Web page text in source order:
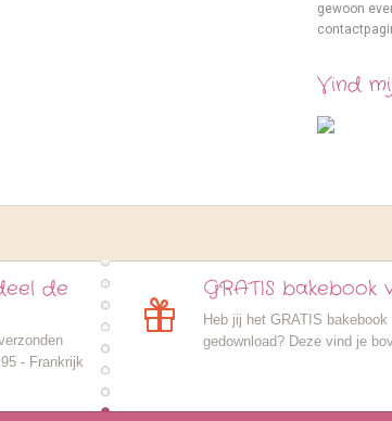
gewoon
Vind
de
- Frankrijk
GRATIS
Heb jij het GRATIS
gedownload? Deze vind je